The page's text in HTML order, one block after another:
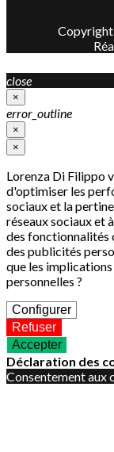
close
×
error_outline
×
×
Lorenza Di Filippo
d'optimiser les
sociaux et la
réseaux sociaux et
des fonctionnalités
des publicités
que les
personnelles ?
Configurer
Refuser
Accepter
Déclaration des
Consentement aux